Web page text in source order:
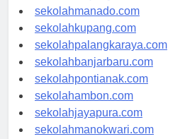
sekolahtanjungselor.com
sekolahmanado.com
sekolahkupang.com
sekolahpalangkaraya.com
sekolahbanjarbaru.com
sekolahpontianak.com
sekolahambon.com
sekolahjayapura.com